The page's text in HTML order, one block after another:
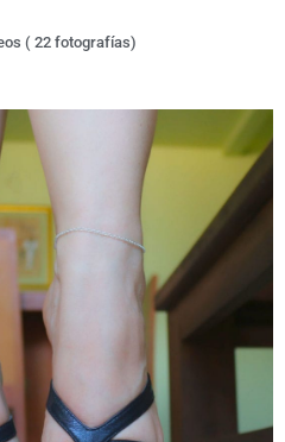
( 22 fotografías)